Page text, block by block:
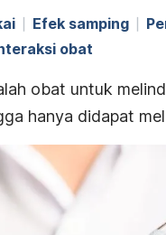
Efek samping
obat
obat untuk
hanya didapat